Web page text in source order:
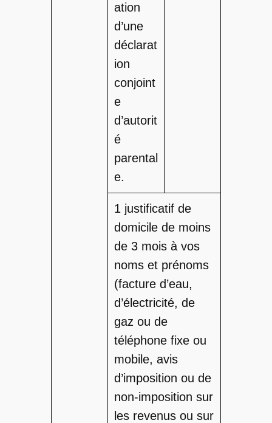
ation
d’une
déclarat
ion
conjoint
e
d’autorit
é
parental
e.
1 justificatif de
domicile de moins
de 3 mois à vos
noms et prénoms
(facture d’eau,
d’électricité, de
gaz ou de
téléphone fixe ou
mobile, avis
d’imposition ou de
non-imposition sur
les revenus ou sur